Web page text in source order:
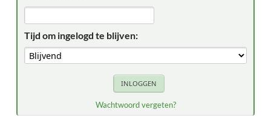
Tijd om ingelogd te blijven:
Wachtwoord vergeten?